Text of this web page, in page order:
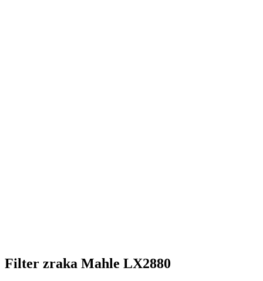
Filter zraka Mahle LX2880